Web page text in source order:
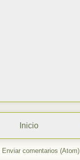
Inicio
Enviar comentarios (Atom)